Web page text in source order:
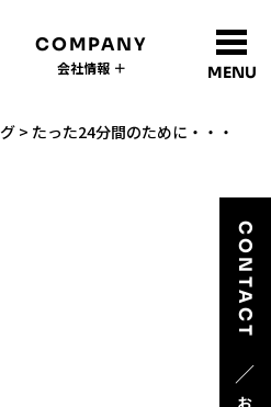
COMPANY
会社情報 ＋ MENU
CONTACT
／
> たった24分間のために・・・